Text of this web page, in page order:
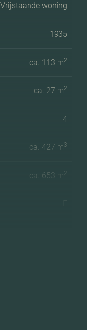
Vrijstaande woning
1935
ca. 113 m2
ca. 27 m2
4
ca. 427 m3
ca. 653 m2